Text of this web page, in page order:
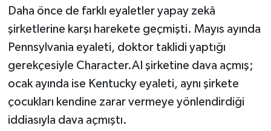
Daha önce de farklı eyaletler yapay zekâ
şirketlerine karşı harekete geçmişti. Mayıs ayında
Pennsylvania eyaleti, doktor taklidi yaptığı
gerekçesiyle Character.AI şirketine dava açmış;
ocak ayında ise Kentucky eyaleti, aynı şirkete
çocukları kendine zarar vermeye yönlendirdiği
iddiasıyla dava açmıştı.